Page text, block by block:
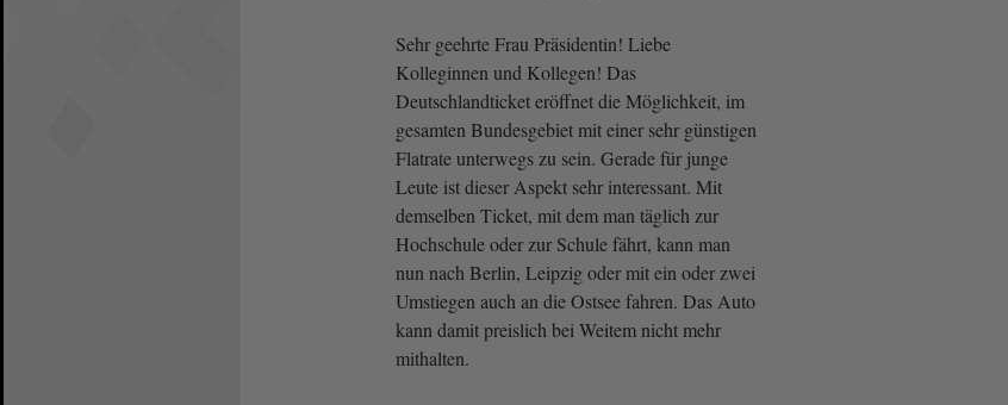
Sehr geehrte Frau Präsidentin! Liebe
Kolleginnen und Kollegen! Das
Deutschlandticket eröffnet die Möglichkeit, im
gesamten Bundesgebiet mit einer sehr günstigen
Flatrate unterwegs zu sein. Gerade für junge
Leute ist dieser Aspekt sehr interessant. Mit
demselben Ticket, mit dem man täglich zur
Hochschule oder zur Schule fährt, kann man
nun nach Berlin, Leipzig oder mit ein oder zwei
Umstiegen auch an die Ostsee fahren. Das Auto
kann damit preislich bei Weitem nicht mehr
mithalten.